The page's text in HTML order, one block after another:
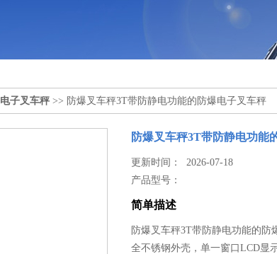
电子叉车秤 >> 防爆叉车秤3T带防静电功能的防爆电子叉车秤
防爆叉车秤3T带防静电功能
更新时间： 2026-07-18
产品型号：
简单描述
防爆叉车秤3T带防静电功能的防
全不锈钢外壳，单一窗口LCD显